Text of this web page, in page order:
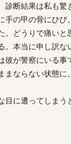
診断結果は私も驚
の甲の骨にひび。
どうりで痛いと
。本当に申し訳な
彼が警察にいる事
まならない状態に
に遭ってしまう